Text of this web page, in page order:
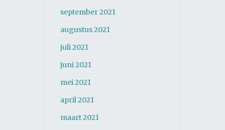
september 2021
augustus 2021
juli 2021
juni 2021
mei 2021
april 2021
maart 2021